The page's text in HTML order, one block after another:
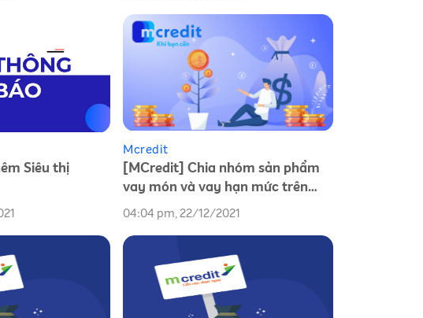
Siêu thị
Mcredit
[MCredit] Chia nhóm sản phẩm
vay món và vay hạn mức trên
MFast
04:04 pm, 22/12/2021